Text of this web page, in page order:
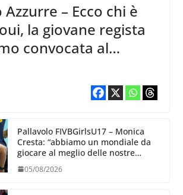
Azzurre – Ecco chi è
la giovane regista
convocata al
Cavalese
Pallavolo FIVBGirlsU17 – Monica
Cresta: “abbiamo un mondiale da
giocare al meglio delle nostre
capacità”
05/08/2026